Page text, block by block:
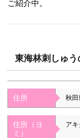
ご紹介中。
東海林刺しゅう
住所 秋田
住所（ヨ
ミ）
ア